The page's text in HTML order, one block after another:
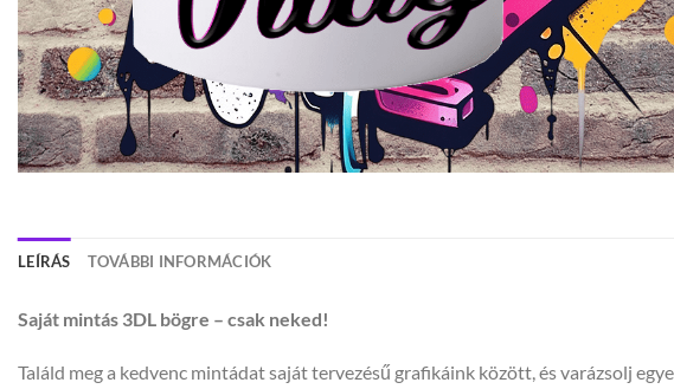
LEÍRÁS TOVÁBBI INFORMÁCIÓK
Saját mintás 3DL bögre – csak neked!
Találd meg a kedvenc mintádat saját tervezésű grafikáink között, és varázsolj